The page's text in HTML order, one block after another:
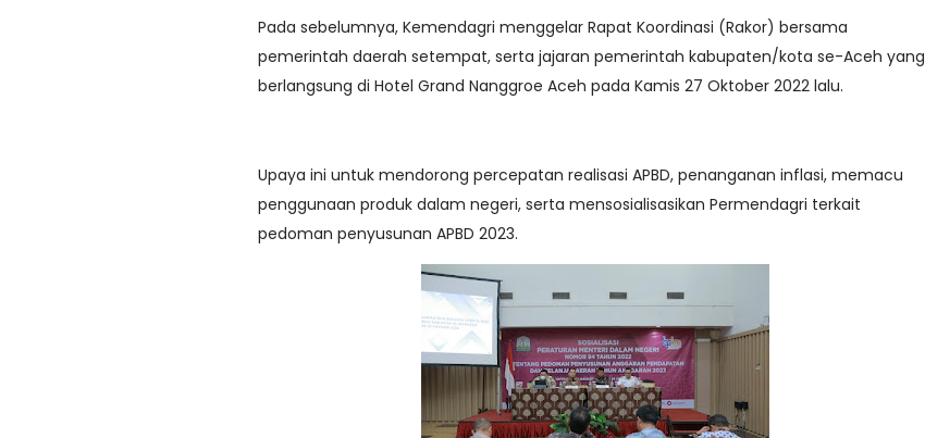
Pada sebelumnya, Kemendagri menggelar Rapat Koordinasi (Rakor) bersama
pemerintah daerah setempat, serta jajaran pemerintah kabupaten/kota se-Aceh yang
berlangsung di Hotel Grand Nanggroe Aceh pada Kamis 27 Oktober 2022 lalu.
Upaya ini untuk mendorong percepatan realisasi APBD, penanganan inflasi, memacu
penggunaan produk dalam negeri, serta mensosialisasikan Permendagri terkait
pedoman penyusunan APBD 2023.